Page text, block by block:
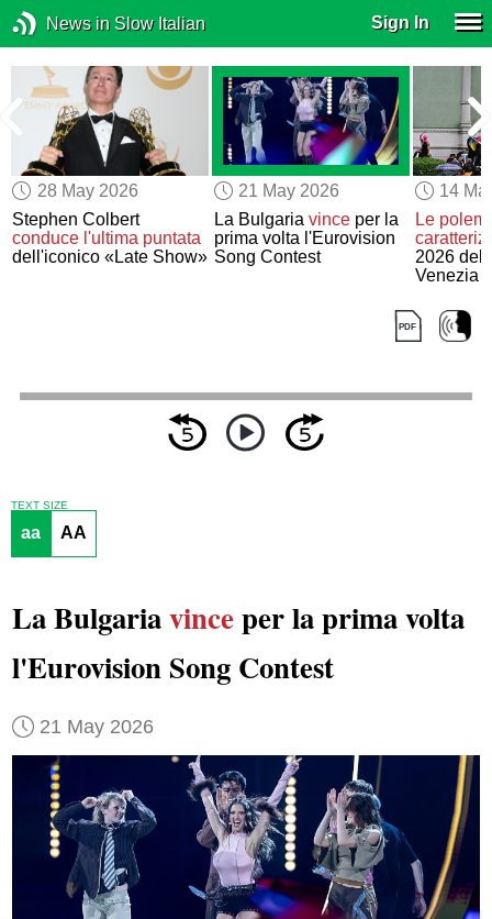
News in Slow Italian Sign In
28 May 2026
Stephen Colbert
conduce l'ultima puntata
dell'iconico «Late Show»
21 May 2026
La Bulgaria vinceper la
prima volta l'Eurovision
Song Contest
14
Le
2026
Venezia
TEXT SIZE
aa AA
La Bulgariavinceper la prima volta
l'Eurovision Song Contest
21 May 2026